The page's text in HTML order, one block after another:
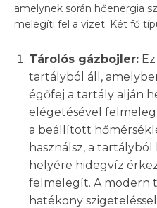
amelynek során hőenergia
melegíti fel a vizet. Két fő
Tárolós gázbojler:
tartályból áll,
égőfej a tartály alján
elégetésével
a beállított
használsz, a
helyére hidegvíz
felmelegít. A modern
hatékony